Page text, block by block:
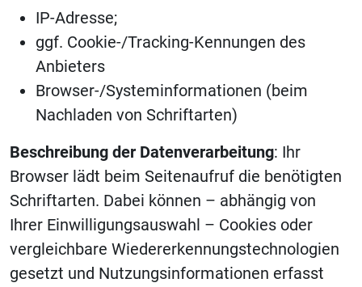
IP-Adresse;
ggf. Cookie-/Tracking-Kennungen des
Anbieters
Browser-/Systeminformationen (beim
Nachladen von Schriftarten)
Beschreibung der Datenverarbeitung: Ihr
Browser lädt beim Seitenaufruf die benötigten
Schriftarten. Dabei können – abhängig von
Ihrer Einwilligungsauswahl – Cookies oder
vergleichbare Wiedererkennungstechnologien
gesetzt und Nutzungsinformationen erfasst